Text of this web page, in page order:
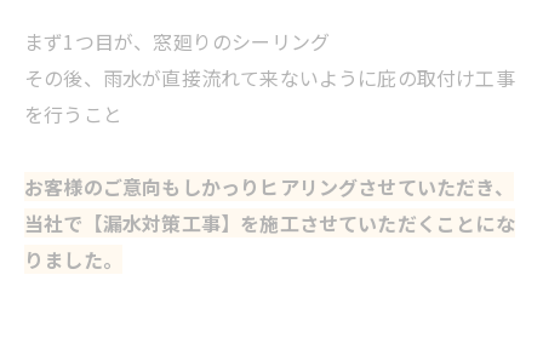
まず1つ目が、窓廻りのシーリング
その後、雨水が直接流れて来ないように庇の取付け工事
を行うこと
お客様のご意向もしかっりヒアリングさせていただき、
当社で【漏水対策工事】を施工させていただくことにな
りました。